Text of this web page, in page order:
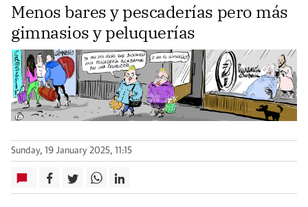
Menos bares y pescaderías pero más
gimnasios y peluquerías
Sunday, 19 January 2025, 11:15